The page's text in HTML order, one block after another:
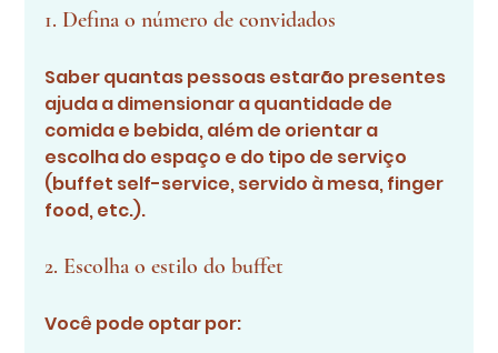
1. Defina o número de convidados
Saber quantas pessoas estarão presentes
ajuda a dimensionar a quantidade de
comida e bebida, além de orientar a
escolha do espaço e do tipo de serviço
(buffet self-service, servido à mesa, finger
food, etc.).
2. Escolha o estilo do buffet
Você pode optar por: